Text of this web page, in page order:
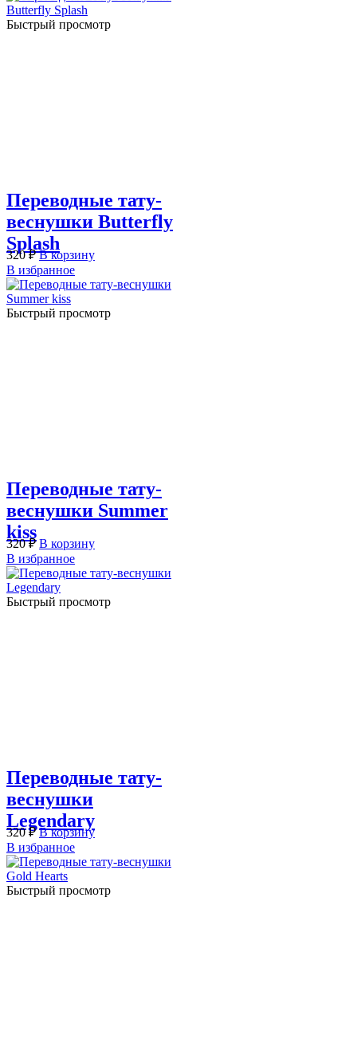
Быстрый просмотр
Переводные тату-
веснушки Butterfly
Splash
320₽ В корзину
В избранное
Быстрый просмотр
Переводные тату-
веснушки Summer
kiss
320₽ В корзину
В избранное
Быстрый просмотр
Переводные тату-
веснушки
Legendary
320₽ В корзину
В избранное
Быстрый просмотр